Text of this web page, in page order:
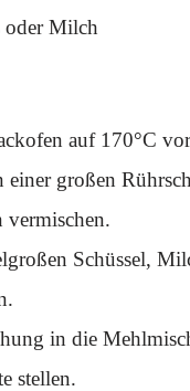
oder Milch
auf 170°C
großen
vermischen.
Schüssel,
in die
stellen.